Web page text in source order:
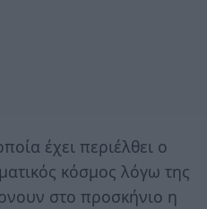
έχει περιέλθει ο
κόσμος λόγω της
στο προσκήνιο η